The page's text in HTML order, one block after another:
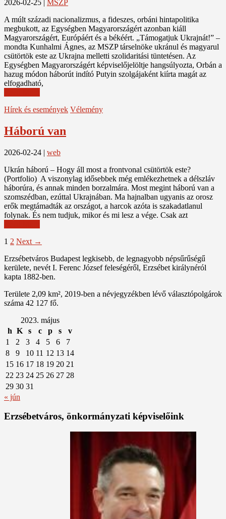
2026-02-25
MSZP
A múlt századi nacionalizmus, a fideszes, orbáni hintapolitika
megbukott, az Egységben Magyarországért azonban kiáll
Magyarországért, Európáért és a békéért. „Támogatjuk Ukrajnát!” –
mondta Kunhalmi Ágnes, az MSZP társelnöke ukránul és magyarul
csütörtök este az Ukrajna melletti szolidaritási tüntetésen. Az
Egységben Magyarországért képviselőjelöltje hangsúlyozta, Orbán a
hazug módon háborút indító Putyin szolgájaként kiírta magát az
elfogadható,
Hírek és események Vélemény
Háború van
2026-02-24 | web
Ukrán háború – Hogy áll most a frontvonal csütörtök este?
(Portfolio) A viszonylag idősebbek még emlékezhetnek a délszláv
háborúra, és annak minden borzalmára. Most megint háború van a
szomszédban, ezúttal Ukrajnában. Ma hajnalban ugyanis az orosz
erők megtámadták az országot, a harcok azóta is szakadatlanul
folynak. És nem tudjuk, mikor és mi lesz a vége. Csak azt
Bejegyzés
navigáció
1 2 Next →
Erzsébetváros Budapest legkisebb, de legnagyobb népsűrűségű
kerülete, nevét I. Ferenc József feleségéről, Erzsébet királynéról
kapta 1882-ben.
Területe 2,09 km², 2019-ben a névjegyzékben lévő választópolgárok
száma 42 127 fő.
2023. május
h K s c p s
v
1
2 3 4 5 6
7
8
9 10 11 12 13 14
15 16 17 18 19 20 21
22 23 24 25 26 27 28
29 30 31
« jún
Erzsébetváros, önkormányzati képviselőink